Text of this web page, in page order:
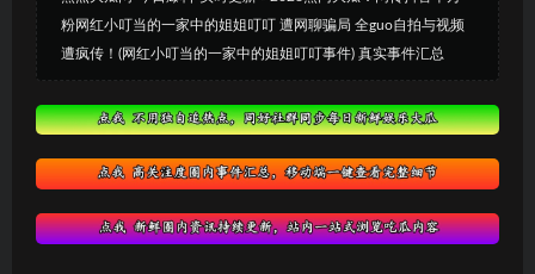
粉网红小叮当的一家中的姐姐叮叮 遭网聊骗局 全guo自拍与视频
遭疯传！(网红小叮当的一家中的姐姐叮叮事件) 真实事件汇总